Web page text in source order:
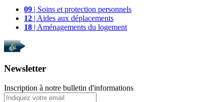
09 | Soins et protection personnels
12 | Aides aux déplacements
18 | Aménagements du logement
Newsletter
Inscription à notre bulletin d'informations